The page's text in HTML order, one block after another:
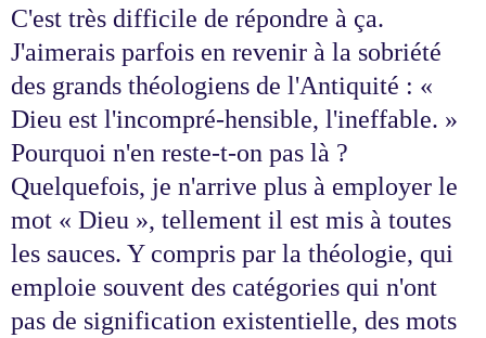
C'est très difficile de répondre à ça.
J'aimerais parfois en revenir à la sobriété
des grands théologiens de l'Antiquité : «
Dieu est l'incompré-hensible, l'ineffable. »
Pourquoi n'en reste-t-on pas là ?
Quelquefois, je n'arrive plus à employer le
mot « Dieu », tellement il est mis à toutes
les sauces. Y compris par la théologie, qui
emploie souvent des catégories qui n'ont
pas de signification existentielle, des mots